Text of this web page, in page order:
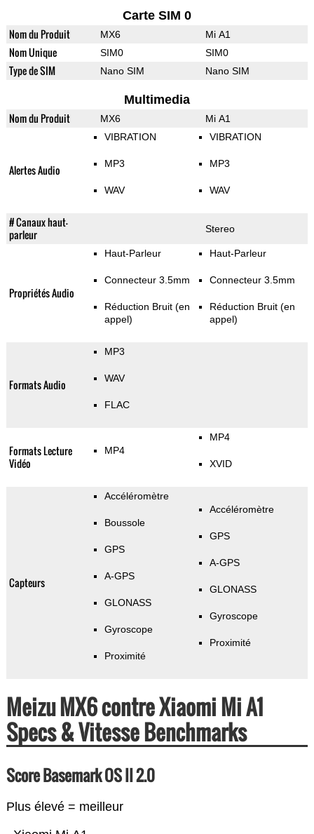
Carte SIM 0
Nom du Produit MX6 Mi A1
Nom Unique SIM0 SIM0
Type de SIM Nano SIM Nano SIM
Multimedia
Nom du Produit MX6 Mi A1
Alertes Audio
VIBRATION
MP3
WAV
VIBRATION
MP3
WAV
# Canaux haut-
parleur
Stereo
Propriétés Audio
Haut-Parleur
Connecteur 3.5mm
Réduction Bruit (en
appel)
Haut-Parleur
Connecteur 3.5mm
Réduction Bruit (en
appel)
Formats Audio
MP3
WAV
FLAC
Formats Lecture
Vidéo
MP4
MP4
XVID
Capteurs
Accéléromètre
Boussole
GPS
A-GPS
GLONASS
Gyroscope
Proximité
Accéléromètre
GPS
A-GPS
GLONASS
Gyroscope
Proximité
Meizu MX6 contre Xiaomi Mi A1
Specs & Vitesse Benchmarks
Score Basemark OS II 2.0
Plus élevé = meilleur